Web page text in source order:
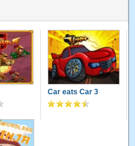
Car eats Car 3